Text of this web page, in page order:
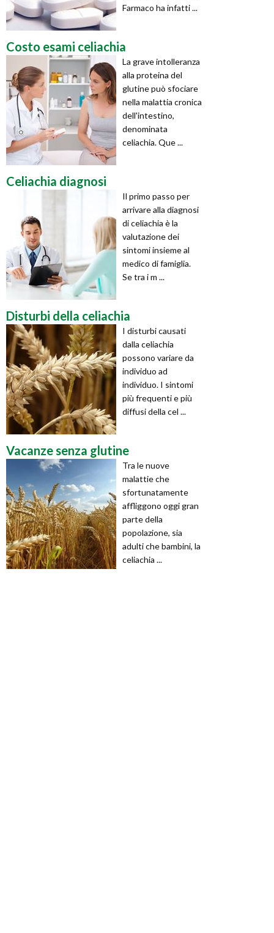
Farmaco ha infatti ...
Costo esami celiachia
La grave intolleranza
alla proteina del
glutine può sfociare
nella malattia cronica
dell'intestino,
denominata
celiachia. Que ...
Celiachia diagnosi
Il primo passo per
arrivare alla diagnosi
di celiachia è la
valutazione dei
sintomi insieme al
medico di famiglia.
Se tra i m ...
Disturbi della celiachia
I disturbi causati
dalla celiachia
possono variare da
individuo ad
individuo. I sintomi
più frequenti e più
diffusi della cel ...
Vacanze senza glutine
Tra le nuove
malattie che
sfortunatamente
affliggono oggi gran
parte della
popolazione, sia
adulti che bambini, la
celiachia ...